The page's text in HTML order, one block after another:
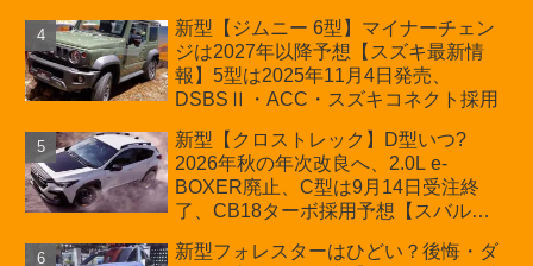
プが争点【スズキ最新情報】特別仕様
車「ZC33S Final Edition」終了
新型【ジムニー 6型】マイナーチェン
ジは2027年以降予想【スズキ最新情
報】5型は2025年11月4日発売、
DSBSⅡ・ACC・スズキコネクト採用
新型【クロストレック】D型いつ?
2026年秋の年次改良へ、2.0L e-
BOXER廃止、C型は9月14日受注終
了、CB18ターボ採用予想【スバル最
新型フォレスターはひどい？後悔・ダ